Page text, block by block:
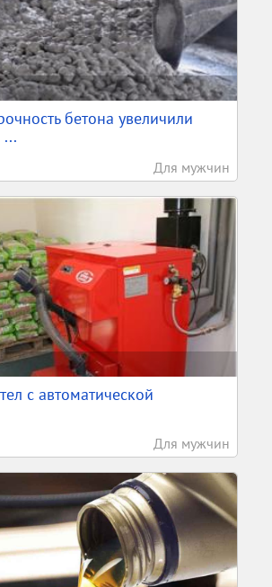
бетона увеличили
Для мужчин
с автоматической
Для мужчин